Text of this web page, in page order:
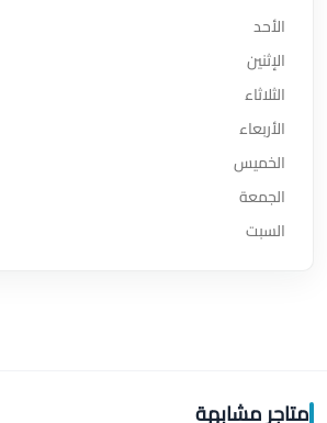
الأحد
الإثنين
الثلاثاء
الأربعاء
الخميس
الجمعة
السبت
متاجر مشابهة